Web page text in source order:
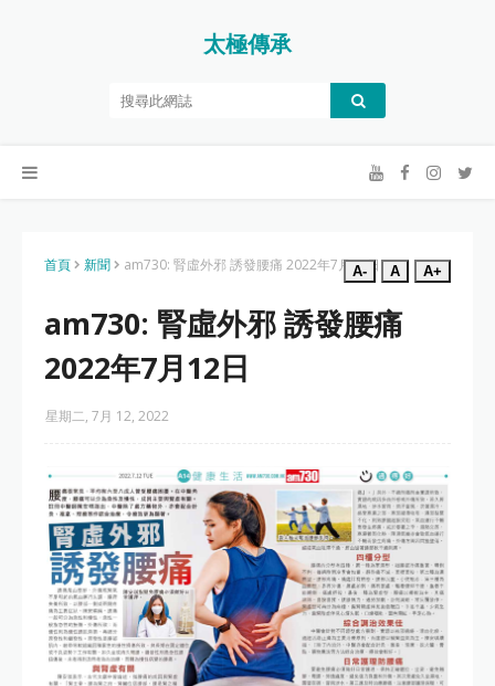
太極傳承
首頁 新聞 am730: 腎虛外邪 誘發腰痛 2022年7月12日
A- A A+
am730: 腎虛外邪 誘發腰痛
2022年7月12日
星期二, 7月 12, 2022